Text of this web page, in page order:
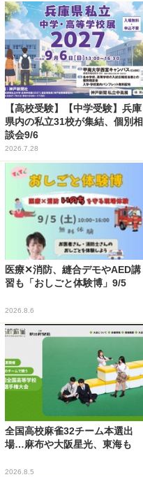
【高校受験】【中学受験】兵庫
県内の私立31校が集結、個別相
談会9/6
2026.7.28
医療✕消防、縫合デモやAED講
習も「おしごと体験博」9/5
2026.8.6
全国高校麻雀32チーム本選出
場…麻布や大阪星光、東海も
2026.8.5